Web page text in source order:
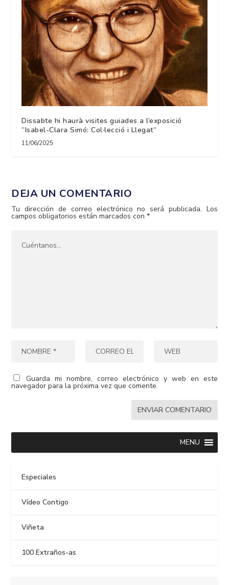
Dissabte hi haurà visites guiades a l’exposició
“Isabel-Clara Simó: Col·lecció i Llegat”
11/06/2025
DEJA UN COMENTARIO
Tu dirección de correo electrónico no será publicada. Los
campos obligatorios están marcados con*
Guarda mi nombre, correo electrónico y web en este
navegador para la próxima vez que comente.
MENU
Especiales
Vídeo Contigo
Viñeta
100 Extraños-as